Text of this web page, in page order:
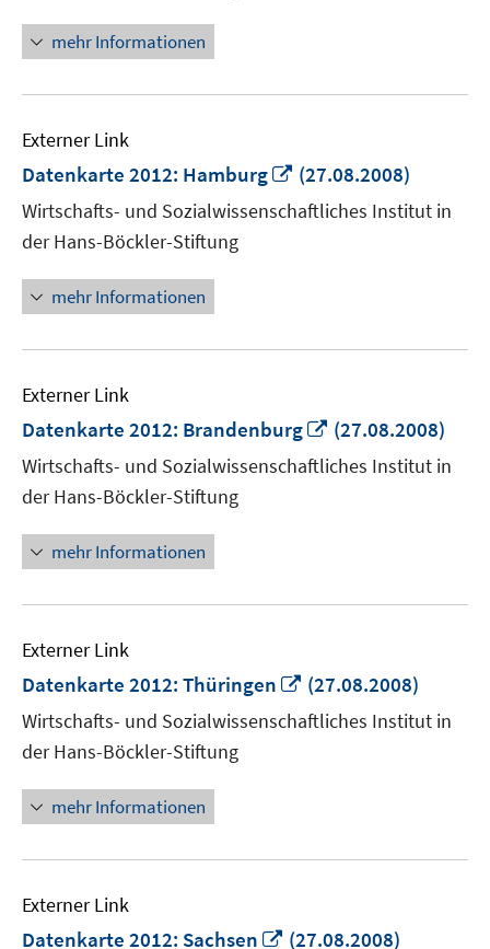
mehr Informationen
Externer Link
Datenkarte 2012: Hamburg
In
neuem
Fenster
(27.08.2008)
Wirtschafts- und Sozialwissenschaftliches Institut in
der Hans-Böckler-Stiftung
mehr Informationen
Externer Link
Datenkarte 2012: Brandenburg
In
neuem
Fenster
(27.08.2008)
Wirtschafts- und Sozialwissenschaftliches Institut in
der Hans-Böckler-Stiftung
mehr Informationen
Externer Link
Datenkarte 2012: Thüringen
In
neuem
Fenster
(27.08.2008)
Wirtschafts- und Sozialwissenschaftliches Institut in
der Hans-Böckler-Stiftung
mehr Informationen
Externer Link
Datenkarte 2012: Sachsen
In
(27.08.2008)